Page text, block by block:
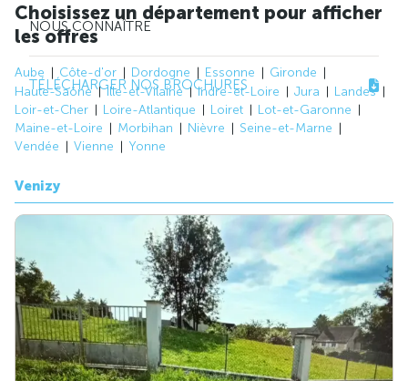
NOUS CONNAÎTRE
TÉLÉCHARGER NOS BROCHURES
Choisissez un département pour afficher
les offres
Aube Côte-d'or Dordogne Essonne
Gironde
Haute-Saône
Ille-et-Vilaine Indre-et-Loire Jura
Landes
Loir-et-Cher
Loire-Atlantique Loiret
Lot-et-Garonne
Maine-et-Loire
Morbihan Nièvre
Seine-et-Marne
Vendée
Vienne Yonne
Venizy